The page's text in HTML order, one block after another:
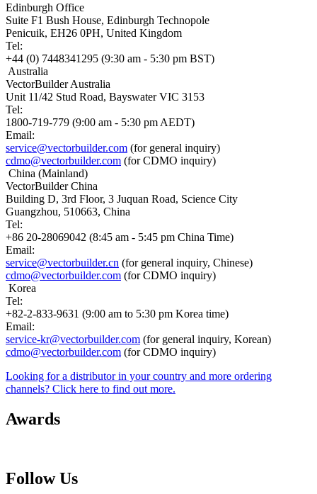
Edinburgh Office
Suite F1 Bush House, Edinburgh Technopole
Penicuik, EH26 0PH, United Kingdom
Tel:
+44 (0) 7448341295 (9:30 am - 5:30 pm BST)
Australia
VectorBuilder Australia
Unit 11/42 Stud Road, Bayswater VIC 3153
Tel:
1800-719-779 (9:00 am - 5:30 pm AEDT)
Email:
service@vectorbuilder.com (for general inquiry)
cdmo@vectorbuilder.com (for CDMO inquiry)
China (Mainland)
VectorBuilder China
Building D, 3rd Floor, 3 Juquan Road, Science City
Guangzhou, 510663, China
Tel:
+86 20-28069042 (8:45 am - 5:45 pm China Time)
Email:
service@vectorbuilder.cn (for general inquiry, Chinese)
cdmo@vectorbuilder.com (for CDMO inquiry)
Korea
Tel:
+82-2-833-9631 (9:00 am to 5:30 pm Korea time)
Email:
service-kr@vectorbuilder.com (for general inquiry, Korean)
cdmo@vectorbuilder.com (for CDMO inquiry)
Looking for a distributor in your country and more ordering
channels? Click here to find out more.
Awards
Follow Us